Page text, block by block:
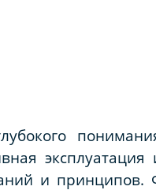
эксплуатация
и принципов.